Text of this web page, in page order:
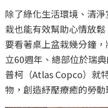
除了綠化生活環境、清
栽也能有效幫助心情放
要看著桌上盆栽幾分鐘
立60週年、總部位於瑞
普柯（Atlas Copco）就
物，創造紓壓療癒的勞動